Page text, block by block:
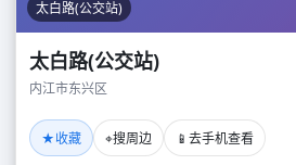
太白路(公交站)
太白路(公交站)
内江市东兴区
★收藏 ⌖搜周边 📱 去手机查看